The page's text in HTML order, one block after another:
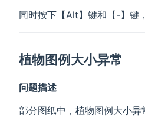
同时按下【Alt】键和【-】键
植物图例大小异常
问题描述
部分图纸中，植物图例大小异